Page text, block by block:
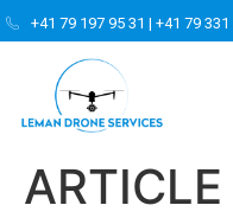
+41 79 197 95 31 | +41 79 331